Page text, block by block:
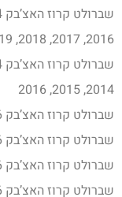
2016, 2017, 2018, 2019
2014, 2015, 2016
שברולט קרוז האצ’בק 1.6 בנזין LT שנות ייצור: 2014
שברולט קרוז האצ’בק 1.6 בנזין LT Platinum שנות ייצור: 2014
שברולט קרוז האצ’בק 1.6 LT שנות ייצור: 2013
שברולט קרוז האצ’בק 1.6 LT Platinum שנות ייצור: 2013